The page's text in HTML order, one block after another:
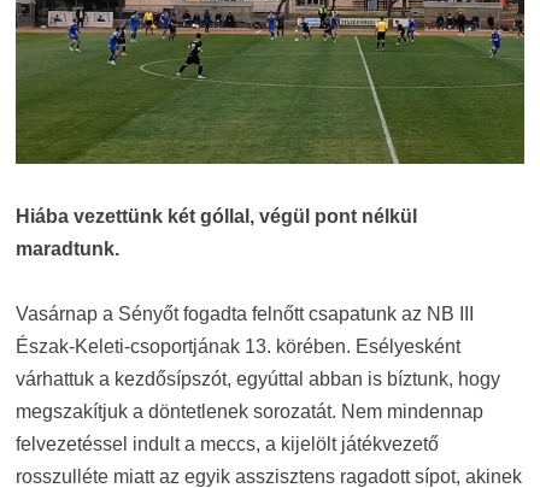
Hiába vezettünk két góllal, végül pont nélkül
maradtunk.
Vasárnap a Sényőt fogadta felnőtt csapatunk az NB III
Észak-Keleti-csoportjának 13. körében. Esélyesként
várhattuk a kezdősípszót, egyúttal abban is bíztunk, hogy
megszakítjuk a döntetlenek sorozatát. Nem mindennap
felvezetéssel indult a meccs, a kijelölt játékvezető
rosszulléte miatt az egyik asszisztens ragadott sípot, akinek